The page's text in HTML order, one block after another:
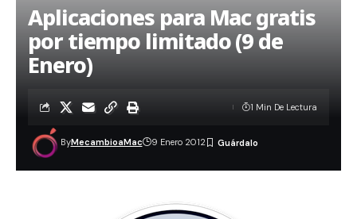
Aplicaciones para Mac gratis
por tiempo limitado (9 de
Enero)
ByMecambioaMac 9 Enero 2012
1 Min De Lectura